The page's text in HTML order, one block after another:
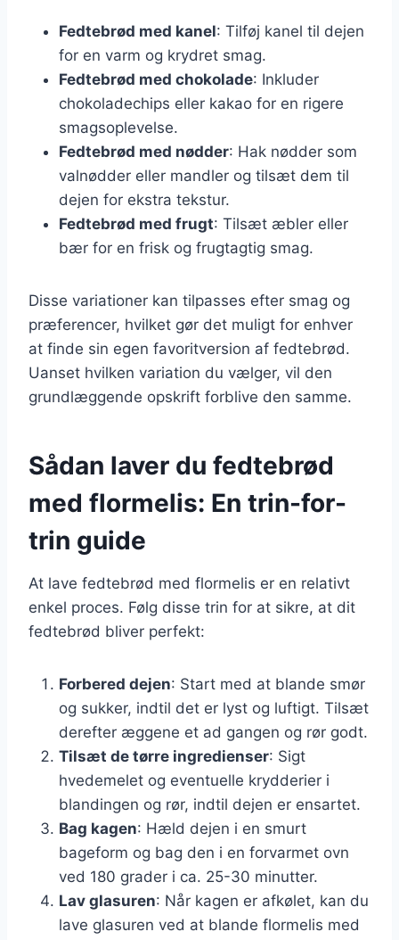
Fedtebrød med kanel: Tilføj kanel til dejen
for en varm og krydret smag.
Fedtebrød med chokolade: Inkluder
chokoladechips eller kakao for en rigere
smagsoplevelse.
Fedtebrød med nødder: Hak nødder som
valnødder eller mandler og tilsæt dem til
dejen for ekstra tekstur.
Fedtebrød med frugt: Tilsæt æbler eller
bær for en frisk og frugtagtig smag.
Disse variationer kan tilpasses efter smag og
præferencer, hvilket gør det muligt for enhver
at finde sin egen favoritversion af fedtebrød.
Uanset hvilken variation du vælger, vil den
grundlæggende opskrift forblive den samme.
Sådan laver du fedtebrød
med flormelis: En trin-for-
trin guide
At lave fedtebrød med flormelis er en relativt
enkel proces. Følg disse trin for at sikre, at dit
fedtebrød bliver perfekt:
Forbered dejen: Start med at blande smør
og sukker, indtil det er lyst og luftigt. Tilsæt
derefter æggene et ad gangen og rør godt.
Tilsæt de tørre ingredienser: Sigt
hvedemelet og eventuelle krydderier i
blandingen og rør, indtil dejen er ensartet.
Bag kagen: Hæld dejen i en smurt
bageform og bag den i en forvarmet ovn
ved 180 grader i ca. 25-30 minutter.
Lav glasuren: Når kagen er afkølet, kan du
lave glasuren ved at blande flormelis med